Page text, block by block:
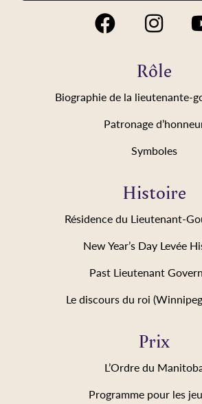
Rôle
Biographie de la lieutenante-
Patronage
Symboles
Histoire
Résidence du Lieutenant-
New Year’s Day Levée
Past Lieutenant
Le discours du roi
Prix
L’Ordre du
Programme pour les